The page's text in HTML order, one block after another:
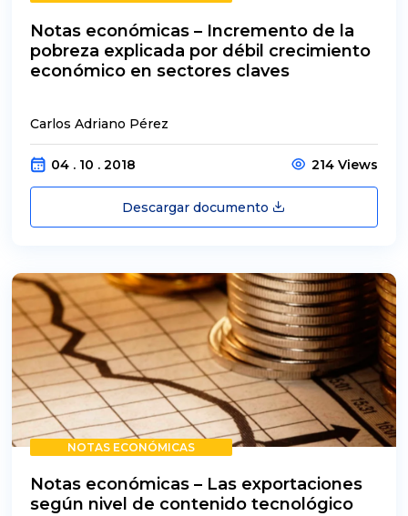
Notas económicas – Incremento de la
pobreza explicada por débil crecimiento
económico en sectores claves
Carlos Adriano Pérez
04 . 10 . 2018 214 Views
Descargar documento
NOTAS ECONÓMICAS
Notas económicas – Las exportaciones
según nivel de contenido tecnológico